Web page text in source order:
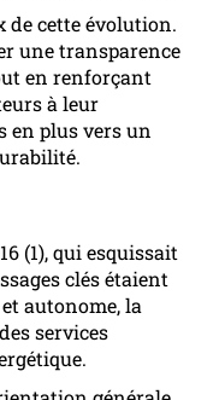
de cette évolution.
une transparence
en renforçant
à leur
en plus vers un
(1), qui esquissait
clés étaient
autonome, la
services